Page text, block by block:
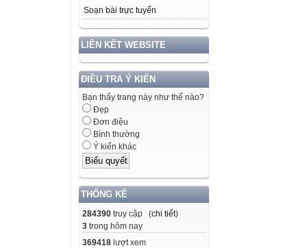
Soạn bài trực tuyến
LIÊN KẾT WEBSITE
ĐIỀU TRA Ý KIẾN
Bạn thấy trang này như thế nào?
Đẹp
Đơn điệu
Bình thường
Ý kiến khác
THỐNG KÊ
284390 truy cập (chi tiết)
3 trong hôm nay
369418 lượt xem